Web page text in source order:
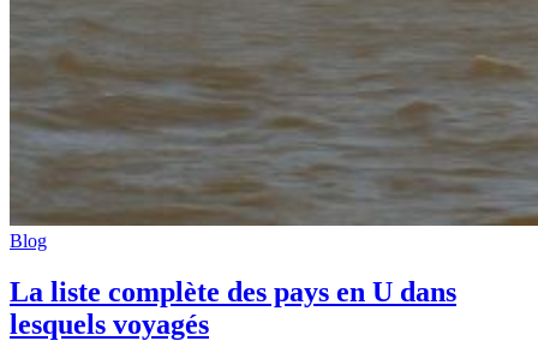
Blog
La liste complète des pays en U dans
lesquels voyagés